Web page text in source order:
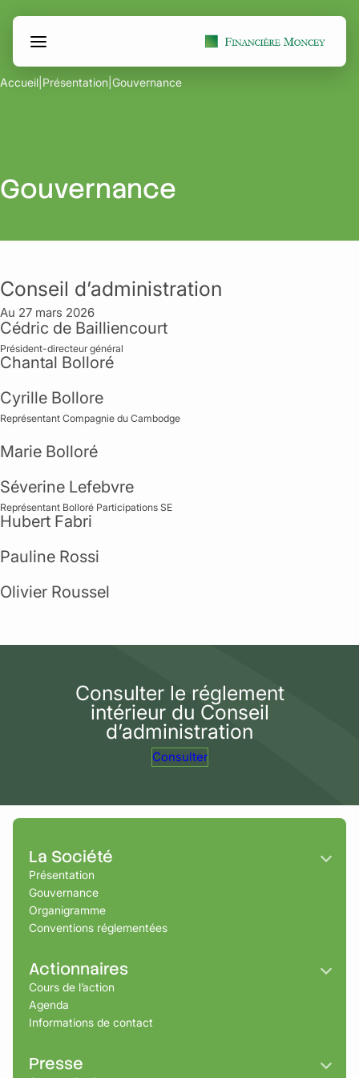
contenu
Accueil Présentation Gouvernance
Gouvernance
Conseil d’administration
Au 27 mars 2026
Cédric de Bailliencourt
Président-directeur général
Chantal Bolloré
Cyrille Bollore
Représentant Compagnie du Cambodge
Marie Bolloré
Séverine Lefebvre
Représentant Bolloré Participations SE
Hubert Fabri
Pauline Rossi
Olivier Roussel
Consulter le réglement
intérieur du Conseil
d’administration
Consulter
La Société
Présentation
Gouvernance
Organigramme
Conventions réglementées
Actionnaires
Cours de l’action
Agenda
Informations de contact
Presse